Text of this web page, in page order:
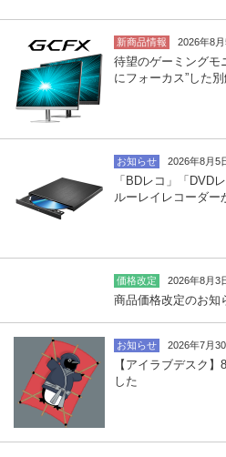
新商品情報 2026年8月
待望のゲーミングモ
にフォーカス”した
お知らせ 2026年8月5
「BDレコ」「DVD
ルーレイレコーダー
価格改定 2026年8月3
商品価格改定のお知
お知らせ 2026年7月
【アイラブデスク
した